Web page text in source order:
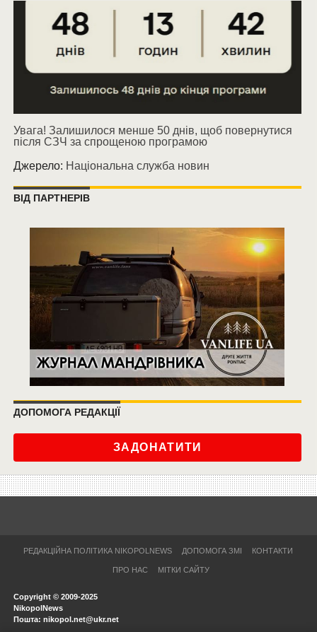
Увага! Залишилося менше 50 днів, щоб повернутися
після СЗЧ за спрощеною програмою
Джерело: Національна служба новин
ВІД ПАРТНЕРІВ
ДОПОМОГА РЕДАКЦІЇ
ЗАДОНАТИТИ
РЕДАКЦІЙНА ПОЛІТИКА NIKOPOLNEWS ДОПОМОГА ЗМІ КОНТАКТИ
ПРО НАС МІТКИ САЙТУ
Copyright © 2009-2025
NikopolNews
Пошта: nikopol.net@ukr.net